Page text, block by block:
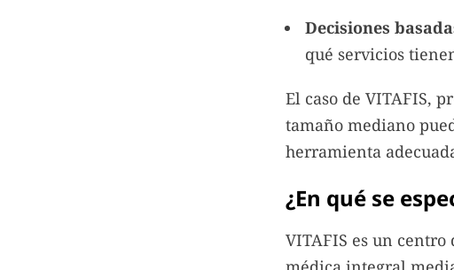
Decisiones
qué servicios
El caso de VITAFIS,
tamaño mediano
herramienta
¿En qué se
VITAFIS es un